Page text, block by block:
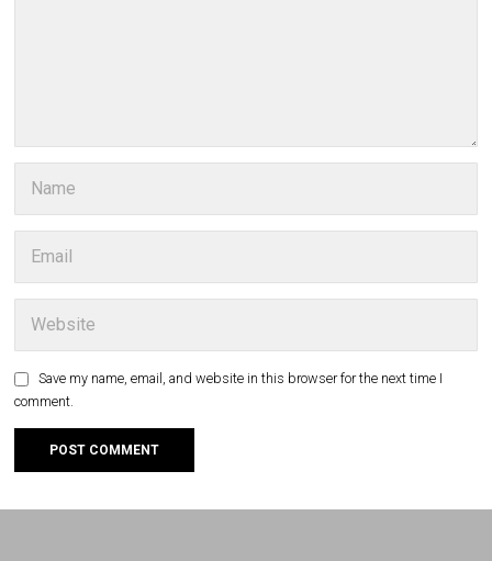
Save my name, email, and website in this browser for the next time I
comment.